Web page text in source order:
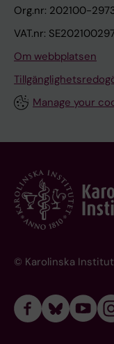
Org.nr: 202100-
VAT.nr:
Om webbplatsen
Manage your
© Karolinska